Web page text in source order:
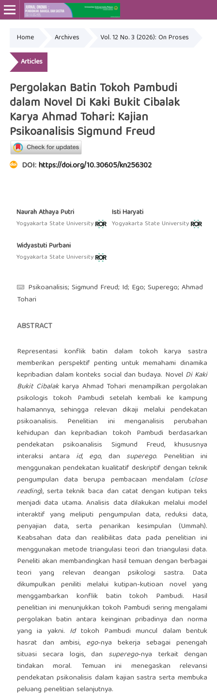
Online ISSN: 2715-4564
Home Archives Vol. 12 No. 3 (2026): On Proses
Articles
Pergolakan Batin Tokoh Pambudi
dalam Novel Di Kaki Bukit Cibalak
Karya Ahmad Tohari: Kajian
Psikoanalisis Sigmund Freud
DOI:https://doi.org/10.30605/kn256302
Naurah Athaya Putri
Yogyakarta State University
Isti Haryati
Yogyakarta State University
Widyastuti Purbani
Yogyakarta State University
Psikoanalisis; Sigmund Freud; Id; Ego; Superego; Ahmad
Tohari
ABSTRACT
Representasi konflik batin dalam tokoh karya sastra
memberikan perspektif penting untuk memahami dinamika
kepribadian dalam konteks social dan budaya. Novel Di Kaki
Bukit Cibalakkarya Ahmad Tohari menampilkan pergolakan
psikologis tokoh Pambudi setelah kembali ke kampung
halamannya, sehingga relevan dikaji melalui pendekatan
psikoanalisis. Penelitian ini menganalisis perubahan
kehidupan dan kepribadian tokoh Pambudi berdasarkan
pendekatan psikoanalisis Sigmund Freud, khususnya
interaksi antara id, ego, dan superego. Penelitian ini
menggunakan pendekatan kualitatif deskriptif dengan teknik
pengumpulan data berupa pembacaan mendalam (close
reading), serta teknik baca dan catat dengan kutipan teks
menjadi data utama. Analisis data dilakukan melalui model
interaktif yang meliputi pengumpulan data, reduksi data,
penyajian data, serta penarikan kesimpulan (Ummah).
Keabsahan data dan realibilitas data pada penelitian ini
menggunakan metode triangulasi teori dan triangulasi data.
Peneliti akan membandingkan hasil temuan dengan berbagai
teori yang relevan deangan psikologi sastra. Data
dikumpulkan peniliti melalui kutipan-kutioan novel yang
menggambarkan konflik batin tokoh Pambudi. Hasil
penelitian ini menunjukkan tokoh Pambudi sering mengalami
pergolakan batin antara keinginan pribadinya dan norma
yang ia yakni. Idtokoh Pambudi muncul dalam bentuk
hasrat dan ambisi, ego-nya bekerja sebagai penengah
situasi secara logis, dan superego-nya terkait dengan
tindakan moral. Temuan ini menegaskan relevansi
pendekatan psikonalisis dalam kajian sastra serta membuka
peluang penelitian selanjutnya.